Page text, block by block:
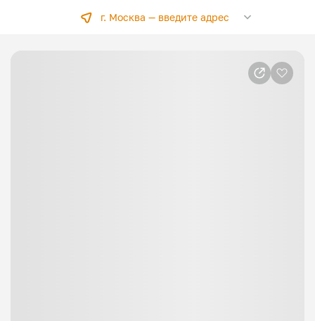
г. Москва —введите адрес